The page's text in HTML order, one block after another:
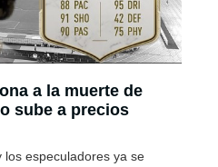
a la muerte de
sube a precios
especuladores ya se